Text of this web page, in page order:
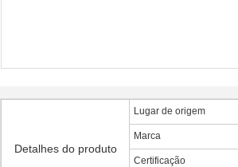
Detalhes do produto
Lugar de origem
Marca
Certificação